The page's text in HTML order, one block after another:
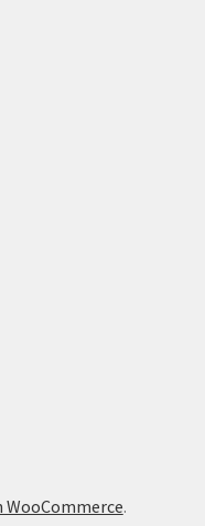
.